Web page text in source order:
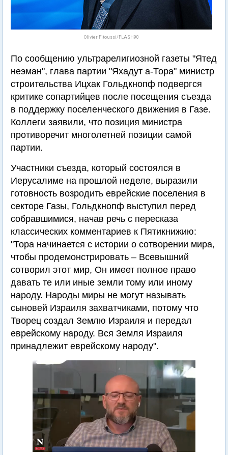
Olivier Fitoussi/FLASH90
По сообщению ультрарелигиозной газеты "Ятед
неэман", глава партии "Яхадут а-Тора" министр
строительства Ицхак Гольдкнопф подвергся
критике сопартийцев после посещения съезда
в поддержку поселенческого движения в Газе.
Коллеги заявили, что позиция министра
противоречит многолетней позиции самой
партии.
Участники съезда, который состоялся в
Иерусалиме на прошлой неделе, выразили
готовность возродить еврейские поселения в
секторе Газы, Гольдкнопф выступил перед
собравшимися, начав речь с пересказа
классических комментариев к Пятикнижию:
"Тора начинается с истории о сотворении мира,
чтобы продемонстрировать – Всевышний
сотворил этот мир, Он имеет полное право
давать те или иные земли тому или иному
народу. Народы миры не могут называть
сыновей Израиля захватчиками, потому что
Творец создал Землю Израиля и передал
еврейскому народу. Вся Земля Израиля
принадлежит еврейскому народу".